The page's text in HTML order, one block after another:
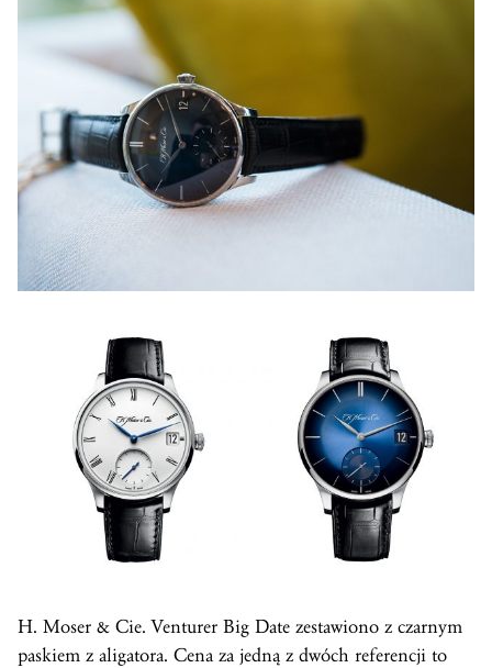
H. Moser & Cie. Venturer Big Date zestawiono z czarnym
paskiem z aligatora. Cena za jedną z dwóch referencji to